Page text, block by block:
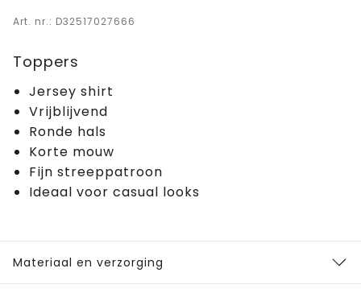
Art. nr.: D32517027666
Toppers
Jersey shirt
Vrijblijvend
Ronde hals
Korte mouw
Fijn streeppatroon
Ideaal voor casual looks
Materiaal en verzorging